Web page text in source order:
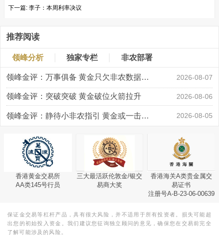
下一篇: 李子：本周利率决议
推荐阅读
领峰分析 独家专栏 非农部署
领峰金评：万事俱备 黄金只欠非农数据“东风” 2026-08-07
领峰金评：突破突破 黄金破位火箭拉升 2026-08-06
领峰金评：静待小非农指引 黄金或一击破局 2026-08-05
香港黄金交易所
AA类145号行员
三大最活跃伦敦金/银交
易商大奖
香港海关A类贵金属交
易证书
注册号A-B-23-06-00639
保证金交易等杠杆产品，具有很大风险，并不适用于所有投资者。损失可能超
出您的初始投入资金。我们建议您征询独立顾问的意见，确保您在交易前完全
了解可能涉及的风险。